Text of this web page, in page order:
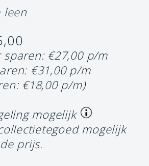
leen
€27,00 p/m
€31,00 p/m
€18,00 p/m)
mogelijk
mogelijk
prijs.